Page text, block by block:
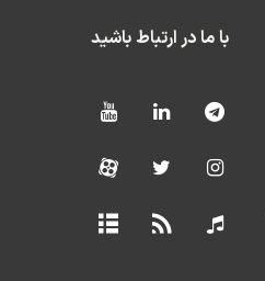
با ما در ارتباط باشید